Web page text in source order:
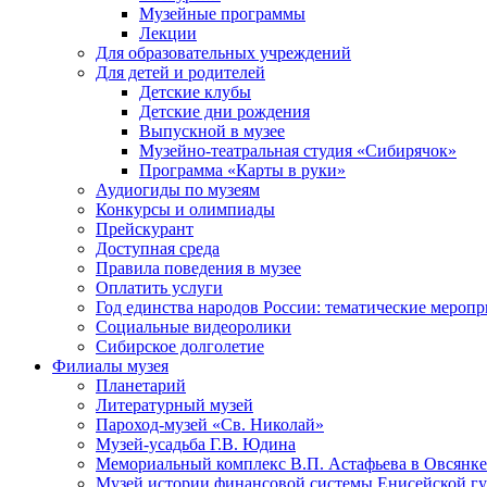
Музейные программы
Лекции
Для образовательных учреждений
Для детей и родителей
Детские клубы
Детские дни рождения
Выпускной в музее
Музейно-театральная студия «Сибирячок»
Программа «Карты в руки»
Аудиогиды по музеям
Конкурсы и олимпиады
Прейскурант
Доступная среда
Правила поведения в музее
Оплатить услуги
Год единства народов России: тематические
Социальные видеоролики
Сибирское долголетие
Филиалы музея
Планетарий
Литературный музей
Пароход-музей «Св. Николай»
Музей-усадьба Г.В. Юдина
Мемориальный комплекс В.П. Астафьева в Овсянке
Музей истории финансовой системы Енисейской